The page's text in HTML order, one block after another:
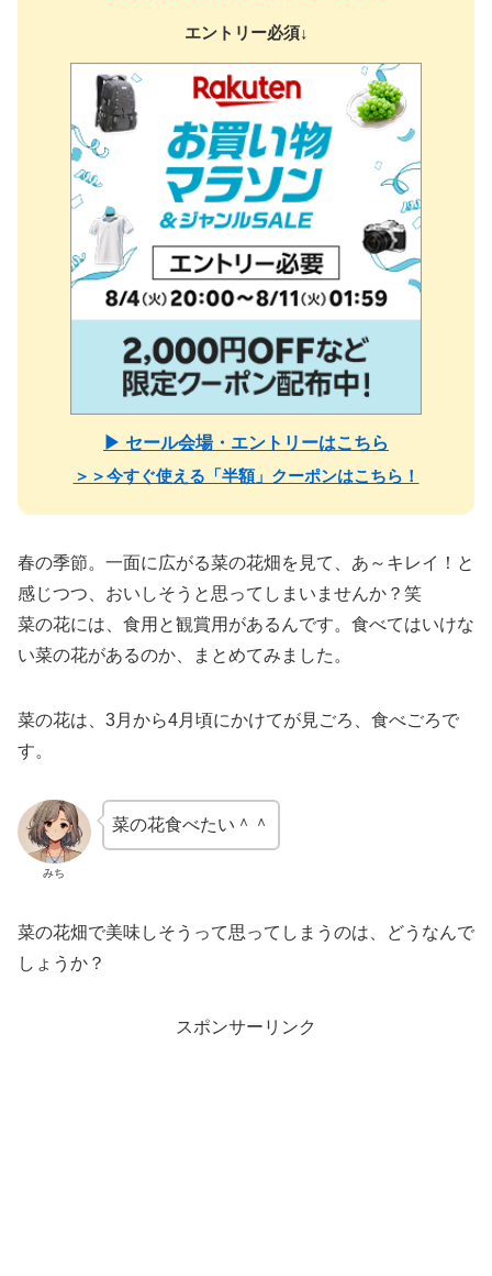
エントリー必須↓
▶ セール会場・エントリーはこちら
＞＞今すぐ使える「半額」クーポンはこちら！
春の季節。一面に広がる菜の花畑を見て、あ～キレイ！と
感じつつ、おいしそうと思ってしまいませんか？笑
菜の花には、食用と観賞用があるんです。食べてはいけな
い菜の花があるのか、まとめてみました。
菜の花は、3月から4月頃にかけてが見ごろ、食べごろで
す。
みち
菜の花食べたい＾＾
菜の花畑で美味しそうって思ってしまうのは、どうなんで
しょうか？
スポンサーリンク